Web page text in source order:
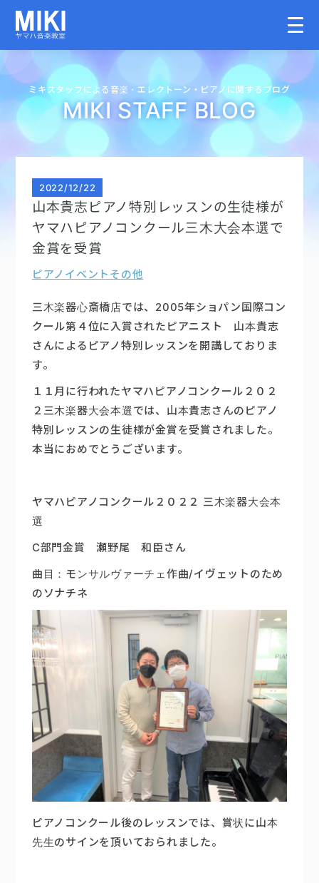
HOME
大人のコース
イベント情報
楽器販売
ミキスタッフによる音楽・エレクトーン・ ピアノに関するブログ
MIKI STAFF BLOG
2022/12/22
山本貴志ピアノ特別レッスンの生徒様が
ヤマハピアノコンクール三木大会本選で
金賞を受賞
ピアノイベント その他
三木楽器心斎橋店では、2005年ショパン国際コン
クール第４位に入賞されたピアニスト 山本貴志
さんによるピアノ特別レッスンを開講しておりま
す。
１１月に行われたヤマハピアノコンクール２０２
２三木楽器大会本選では、山本貴志さんのピアノ
特別レッスンの生徒様が金賞を受賞されました。
本当におめでとうございます。
ヤマハピアノコンクール２０２２ 三木楽器大会本
選
C部門金賞 瀬野尾 和臣さん
曲目：モンサルヴァーチェ作曲/イヴェットのため
のソナチネ
ピアノコンクール後のレッスンでは、賞状に山本
先生のサインを頂いておられました。